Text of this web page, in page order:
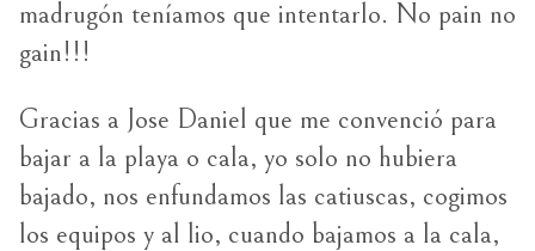
madrugón teníamos que intentarlo. No pain no
gain!!!
Gracias a Jose Daniel que me convenció para
bajar a la playa o cala, yo solo no hubiera
bajado, nos enfundamos las catiuscas, cogimos
los equipos y al lio, cuando bajamos a la cala,